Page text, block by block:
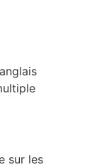
sur les